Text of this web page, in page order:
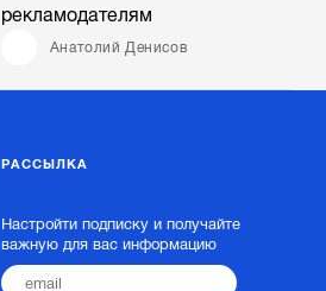
рекламодателям
Анатолий Денисов
РАССЫЛКА
Настройти подписку и получайте
важную для вас информацию